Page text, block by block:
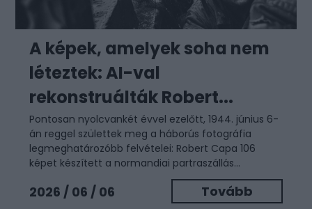
A képek, amelyek soha nem
léteztek: AI-val
rekonstruálták Robert...
Pontosan nyolcvankét évvel ezelőtt, 1944. június 6-
án reggel születtek meg a háborús fotográfia
legmeghatározóbb felvételei: Robert Capa 106
képet készített a normandiai partraszállás...
2026 / 06 / 06 Tovább